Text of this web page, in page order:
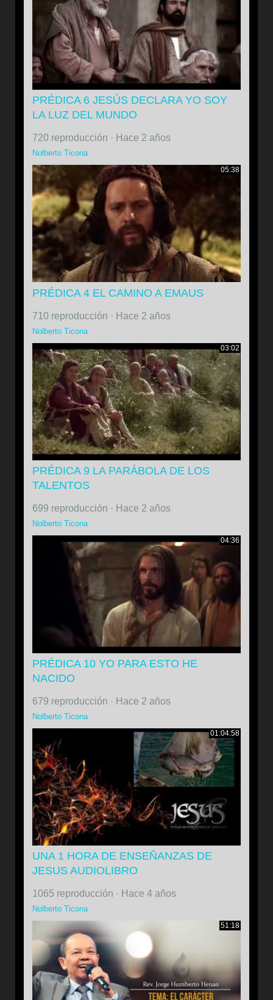
PRÉDICA 6 JESÚS DECLARA YO SOY
LA LUZ DEL MUNDO
720 reproducción · Hace 2 años
Nolberto Ticona
05:38
PRÉDICA 4 EL CAMINO A EMAUS
710 reproducción · Hace 2 años
Nolberto Ticona
03:02
PRÉDICA 9 LA PARÁBOLA DE LOS
TALENTOS
699 reproducción · Hace 2 años
Nolberto Ticona
04:36
PRÉDICA 10 YO PARA ESTO HE
NACIDO
679 reproducción · Hace 2 años
Nolberto Ticona
01:04:58
UNA 1 HORA DE ENSEÑANZAS DE
JESUS AUDIOLIBRO
1065 reproducción · Hace 4 años
Nolberto Ticona
51:18